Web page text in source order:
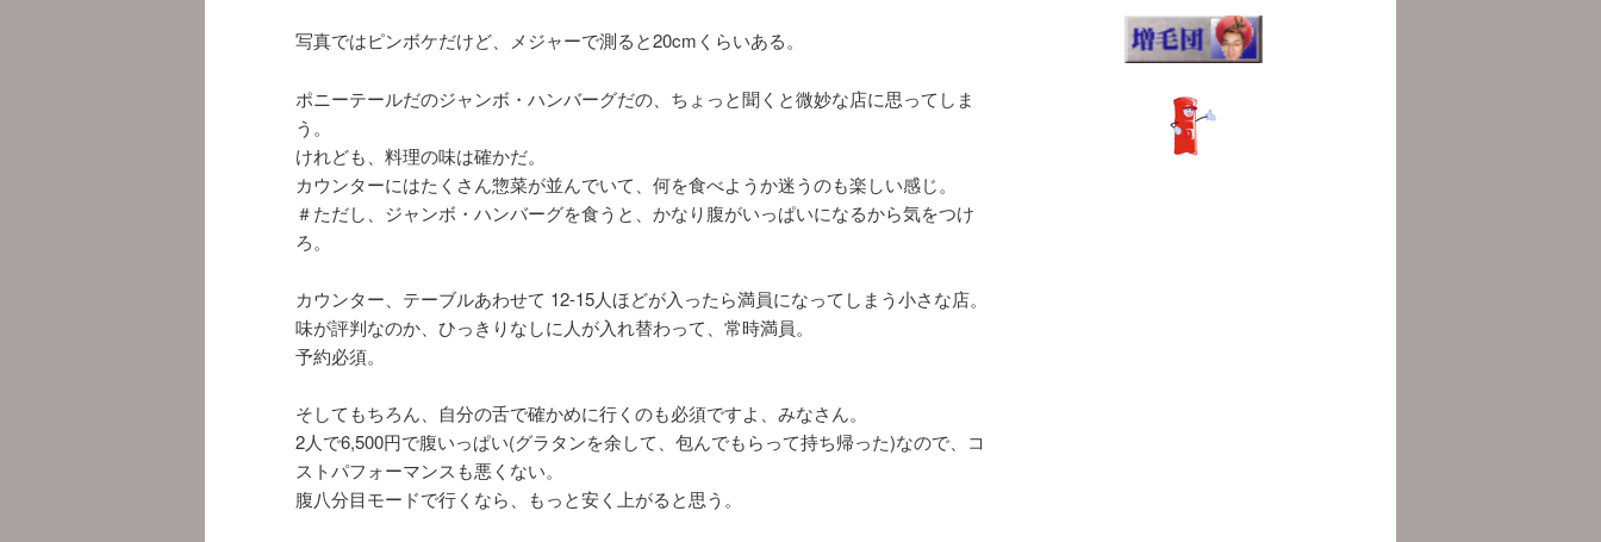
写真ではピンボケだけど、メジャーで測ると20cmくらいある。
ポニーテールだのジャンボ・ハンバーグだの、ちょっと聞くと微妙な店に思ってしま
う。
けれども、料理の味は確かだ。
カウンターにはたくさん惣菜が並んでいて、何を食べようか迷うのも楽しい感じ。
＃ただし、ジャンボ・ハンバーグを食うと、かなり腹がいっぱいになるから気をつけ
ろ。
カウンター、テーブルあわせて 12-15人ほどが入ったら満員になってしまう小さな店。
味が評判なのか、ひっきりなしに人が入れ替わって、常時満員。
予約必須。
そしてもちろん、自分の舌で確かめに行くのも必須ですよ、みなさん。
2人で6,500円で腹いっぱい(グラタンを余して、包んでもらって持ち帰った)なので、コ
ストパフォーマンスも悪くない。
腹八分目モードで行くなら、もっと安く上がると思う。